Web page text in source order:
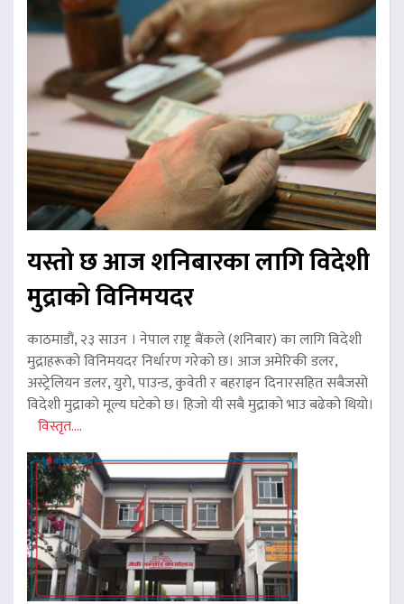
यस्तो छ आज शनिबारका लागि विदेशी
मुद्राको विनिमयदर
काठमाडौं, २३ साउन । नेपाल राष्ट्र बैंकले (शनिबार) का लागि विदेशी
मुद्राहरूको विनिमयदर निर्धारण गरेको छ। आज अमेरिकी डलर,
अस्ट्रेलियन डलर, युरो, पाउन्ड, कुवेती र बहराइन दिनारसहित सबैजसो
विदेशी मुद्राको मूल्य घटेको छ। हिजो यी सबै मुद्राको भाउ बढेको थियो।
विस्तृत....